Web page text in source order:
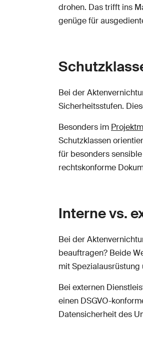
drohen. Das trifft ins
genüge für
Bei der
Sicherheitsstufen.
Besonders im
Schutzklassen
für besonders
rechtskonforme
Interne vs.
Bei der
beauftragen? Beide
mit
Bei externen
einen DSGVO-
Datensicherheit des